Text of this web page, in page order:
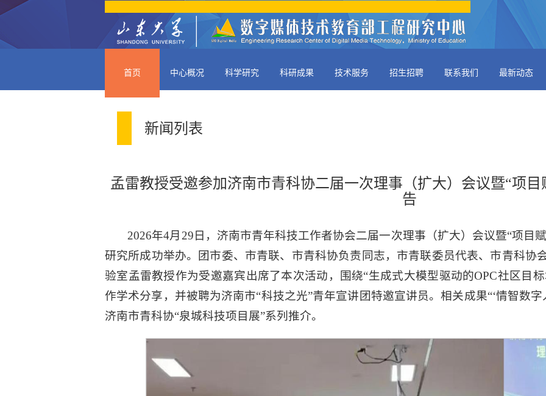
首页 中心概况 科学研究 科研成果 技术服务 招生招聘 联系我们 最新动态
新闻列表
孟雷教授受邀参加济南市青科协二届一次理事（扩大）会议暨“项
告
2026年4月29日，济南市青年科技工作者协会二届一次理事（扩大）会议暨“项目
研究所成功举办。团市委、市青联、市青科协负责同志，市青联委员代表、市青科协
验室孟雷教授作为受邀嘉宾出席了本次活动，围绕“生成式大模型驱动的OPC社区目
作学术分享，并被聘为济南市“科技之光”青年宣讲团特邀宣讲员。相关成果“‘情智数
济南市青科协“泉城科技项目展”系列推介。